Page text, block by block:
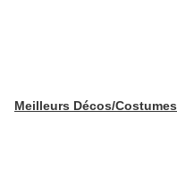
Meilleurs Décos/Costumes